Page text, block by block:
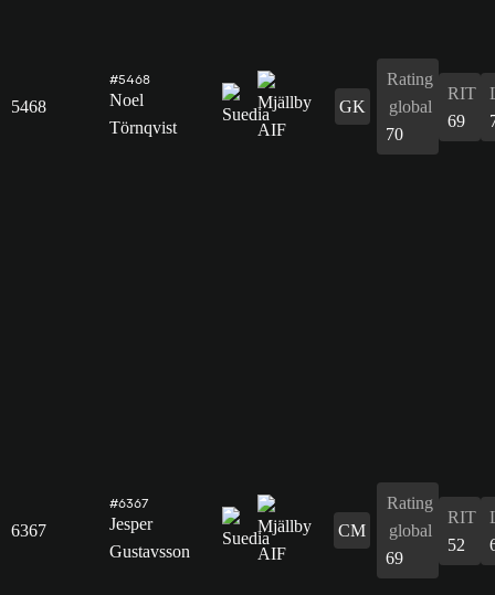
5468
#5468
Noel
Törnqvist
GK
Rating
global
70
RIT
69
6367
#6367
Jesper
Gustavsson
CM
Rating
global
69
RIT
52